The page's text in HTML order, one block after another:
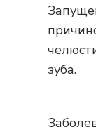
зуба.